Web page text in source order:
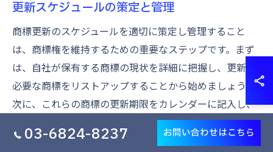
更新スケジュールの策定と管理
商標更新のスケジュールを適切に策定し管理すること
は、商標権を維持するための重要なステップです。まず
は、自社が保有する商標の現状を詳細に把握し、更新が
必要な商標をリストアップすることから始めましょう。
次に、これらの商標の更新期限をカレンダーに記入し、
アラート機能を活用して重要な期日を逃さないようにす
ることが求められます。これにより、商標更新に伴う手
03-6824-8237 お問い合わせはこちら